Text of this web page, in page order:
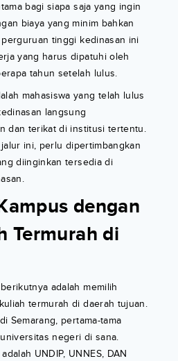
bagi siapa saja yang ingin
biaya yang minim bahkan
perguruan tinggi kedinasan ini
yang harus dipatuhi oleh
tahun setelah lulus.
mahasiswa yang telah lulus
langsung
dan terikat di institusi tertentu.
ini, perlu dipertimbangkan
diinginkan tersedia di
dengan
Termurah di
adalah memilih
termurah di daerah tujuan.
Semarang, pertama-tama
negeri di sana.
UNDIP, UNNES, DAN